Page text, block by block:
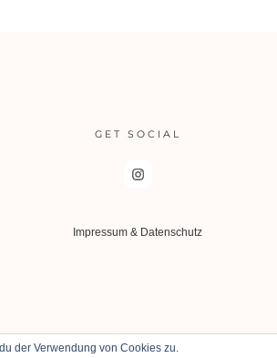
GET SOCIAL
Impressum & Datenschutz
der Verwendung von Cookies zu.